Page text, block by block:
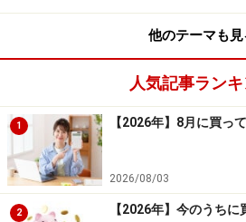
けたとします。トレンドラインを
ことをブレイクすると言い、そ
なります。この時、上値抵抗線だ
役割を変えて下値支持線に、下値
ラインは役割を変えて上値抵抗線
他のテーマも見
人気記事ラン
1 【2026年】8月に買っ
2026/08/03
2 【2026年】今のうち